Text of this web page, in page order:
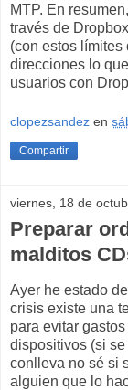
MTP. En
través de
(con estos límites
direcciones lo
usuarios con
clopezsandez en
Compartir
viernes, 18 de
Preparar
malditos
Ayer he estado
crisis existe una
para evitar
dispositivos (si
conlleva no sé si
alguien que lo